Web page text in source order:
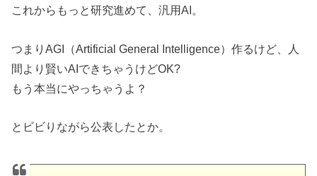
これからもっと研究進めて、汎用AI。
つまりAGI（Artificial General Intelligence）作るけど、人
間より賢いAIできちゃうけどOK?
もう本当にやっちゃうよ？
とビビりながら公表したとか。